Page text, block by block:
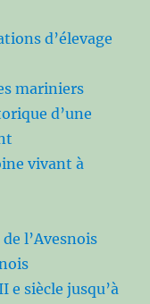
d’élevage
mariniers
d’une
vivant à
l’Avesnois
e siècle jusqu’à